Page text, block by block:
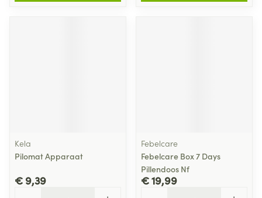
Kela
Pilomat Apparaat
€ 9,39
Febelcare
Febelcare Box 7 Days
Pillendoos Nf
€ 19,99